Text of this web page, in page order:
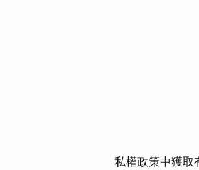
私權政策中獲取